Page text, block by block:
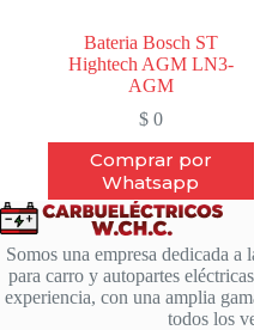
Bateria Bosch ST
Hightech AGM LN3-
AGM
$0
Comprar por
Whatsapp
Somos una empresa dedicada
para carro y autopartes
experiencia, con una amplia
todos los